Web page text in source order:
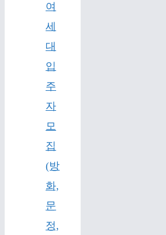
여
세
대
입
주
자
모
집
(방
화,
문
정,